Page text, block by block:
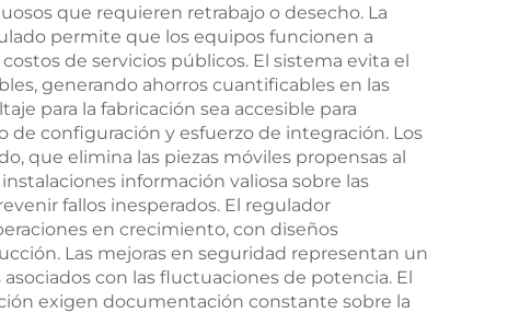
que requieren retrabajo o desecho. La
permite que los equipos funcionen a
de servicios públicos. El sistema evita el
generando ahorros cuantificables en las
para la fabricación sea accesible para
configuración y esfuerzo de integración. Los
que elimina las piezas móviles propensas al
información valiosa sobre las
fallos inesperados. El regulador
en crecimiento, con diseños
Las mejoras en seguridad representan un
con las fluctuaciones de potencia. El
exigen documentación constante sobre la